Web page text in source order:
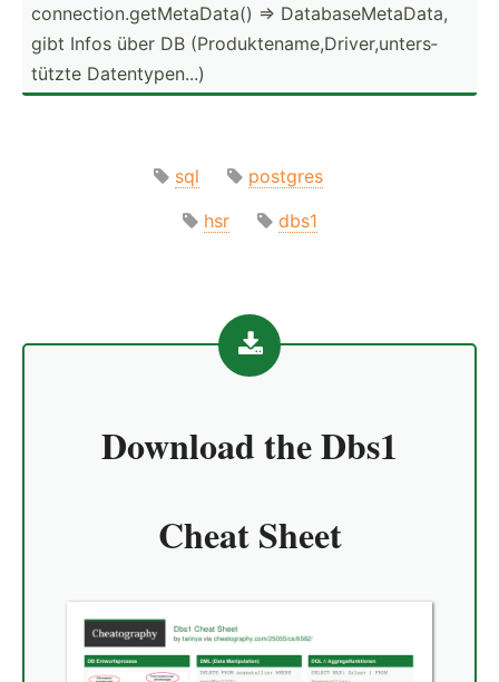
connec­tio­n.g­etM­eta­Data() => Databa­seM­eta­Data,
gibt Infos über DB (Produ­kte­nam­e,D­riv­er,­unt­ers­
tützte Datent­ype­n...)
sql
postgres
hsr
dbs1
Download theDbs1
Cheat Sheet